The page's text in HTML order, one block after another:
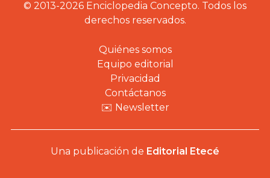
© 2013-2026 Enciclopedia Concepto. Todos los
derechos reservados.
Quiénes somos
Equipo editorial
Privacidad
Contáctanos
✉️ Newsletter
Una publicación de Editorial Etecé